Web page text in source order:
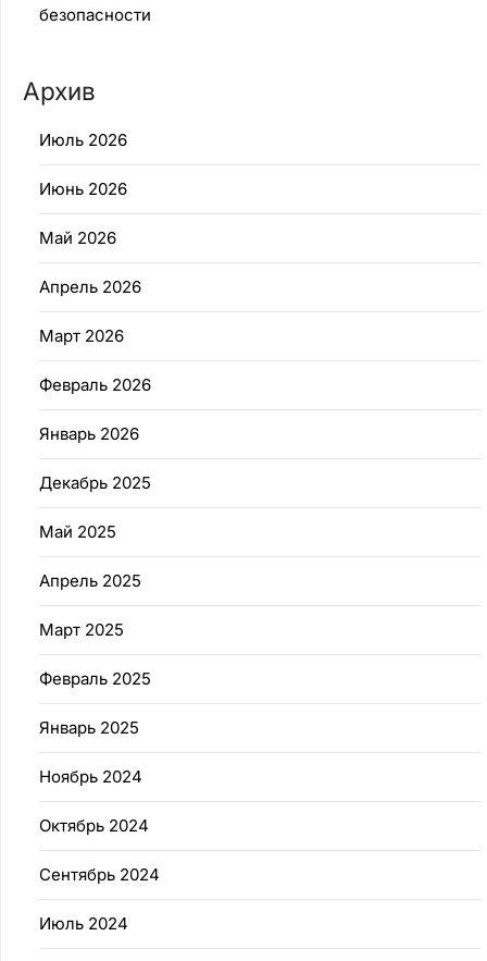
безопасности
Архив
Июль 2026
Июнь 2026
Май 2026
Апрель 2026
Март 2026
Февраль 2026
Январь 2026
Декабрь 2025
Май 2025
Апрель 2025
Март 2025
Февраль 2025
Январь 2025
Ноябрь 2024
Октябрь 2024
Сентябрь 2024
Июль 2024